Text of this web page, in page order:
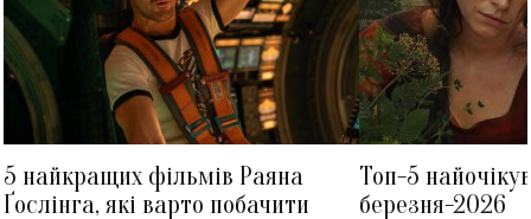
5 найкращих фільмів Раяна
Ґослінга, які варто побачити
Топ-5
березня-2026